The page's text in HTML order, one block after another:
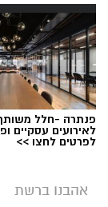
פנתרה -חלל
לאירועים עסקיים
לפרטים לחצו >>
אהבנו ברשת